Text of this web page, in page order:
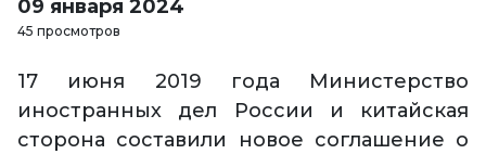
09 января 2024
45 просмотров
17 июня 2019 года Министерство
иностранных дел России и китайская
сторона составили новое соглашение о